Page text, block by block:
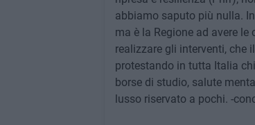
abbiamo saputo più nulla.
ma è la Regione ad avere
realizzare gli interventi, che
protestando in tutta Italia
borse di studio, salute
lusso riservato a pochi. -